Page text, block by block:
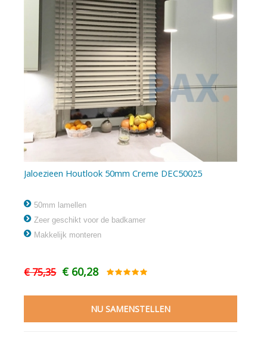
Jaloezieen Houtlook 50mm Creme DEC50025
50mm lamellen
Zeer geschikt voor de badkamer
Makkelijk monteren
€ 75,35 € 60,28